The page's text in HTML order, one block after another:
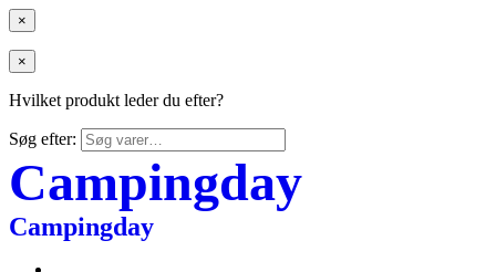
×
×
Hvilket produkt leder du efter?
Søg efter:
Campingday
Campingday